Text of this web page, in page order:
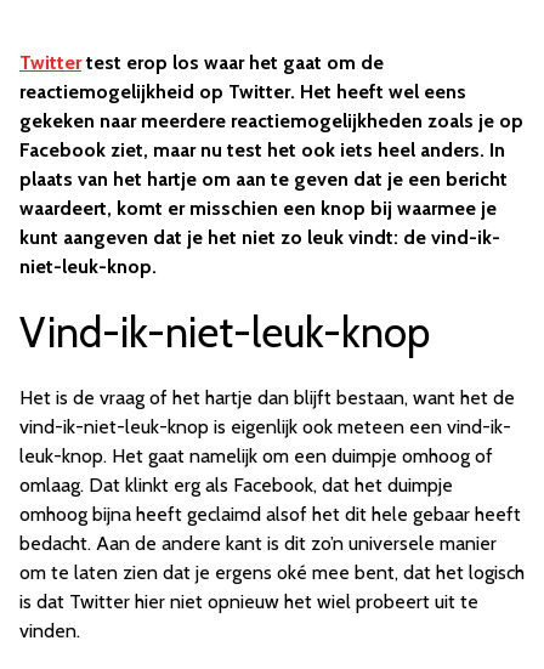
Twittertest erop los waar het gaat om de
reactiemogelijkheid op Twitter. Het heeft wel eens
gekeken naar meerdere reactiemogelijkheden zoals je op
Facebook ziet, maar nu test het ook iets heel anders. In
plaats van het hartje om aan te geven dat je een bericht
waardeert, komt er misschien een knop bij waarmee je
kunt aangeven dat je het niet zo leuk vindt: de vind-ik-
niet-leuk-knop.
Vind-ik-niet-leuk-knop
Het is de vraag of het hartje dan blijft bestaan, want het de
vind-ik-niet-leuk-knop is eigenlijk ook meteen een vind-ik-
leuk-knop. Het gaat namelijk om een duimpje omhoog of
omlaag. Dat klinkt erg als Facebook, dat het duimpje
omhoog bijna heeft geclaimd alsof het dit hele gebaar heeft
bedacht. Aan de andere kant is dit zo’n universele manier
om te laten zien dat je ergens oké mee bent, dat het logisch
is dat Twitter hier niet opnieuw het wiel probeert uit te
vinden.